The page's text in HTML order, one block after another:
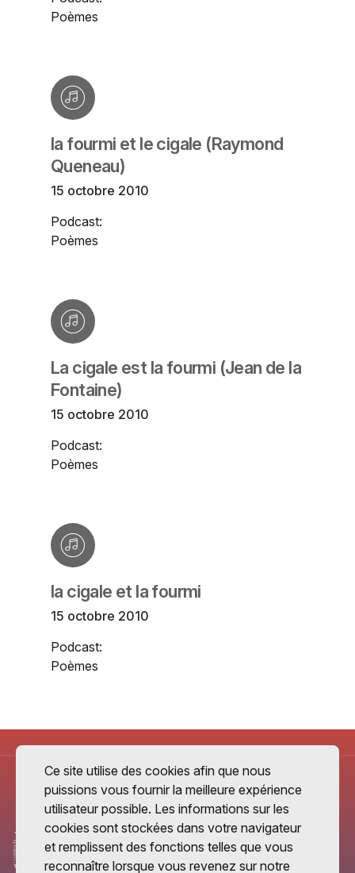
Poèmes
la fourmi et le cigale (Raymond
Queneau)
15 octobre 2010
Podcast:
Poèmes
La cigale est la fourmi (Jean de la
Fontaine)
15 octobre 2010
Podcast:
Poèmes
la cigale et la fourmi
15 octobre 2010
Podcast:
Poèmes
Ce site utilise des cookies afin que nous
puissions vous fournir la meilleure expérience
utilisateur possible. Les informations sur les
cookies sont stockées dans votre navigateur
et remplissent des fonctions telles que vous
reconnaître lorsque vous revenez sur notre